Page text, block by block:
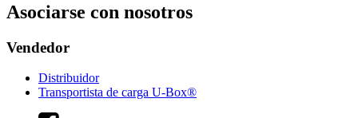
Asociarse con nosotros
Vendedor
Distribuidor
Transportista de carga U-Box®